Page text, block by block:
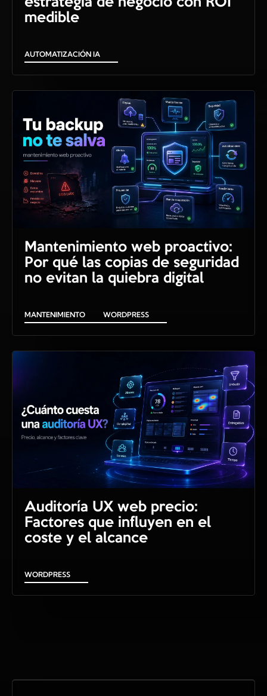
medible
AUTOMATIZACIÓN IA
Mantenimiento web proactivo:
Por qué las copias de seguridad
no evitan la quiebra digital
MANTENIMIENTO WORDPRESS
Auditoría UX web precio:
Factores que influyen en el
coste y el alcance
WORDPRESS